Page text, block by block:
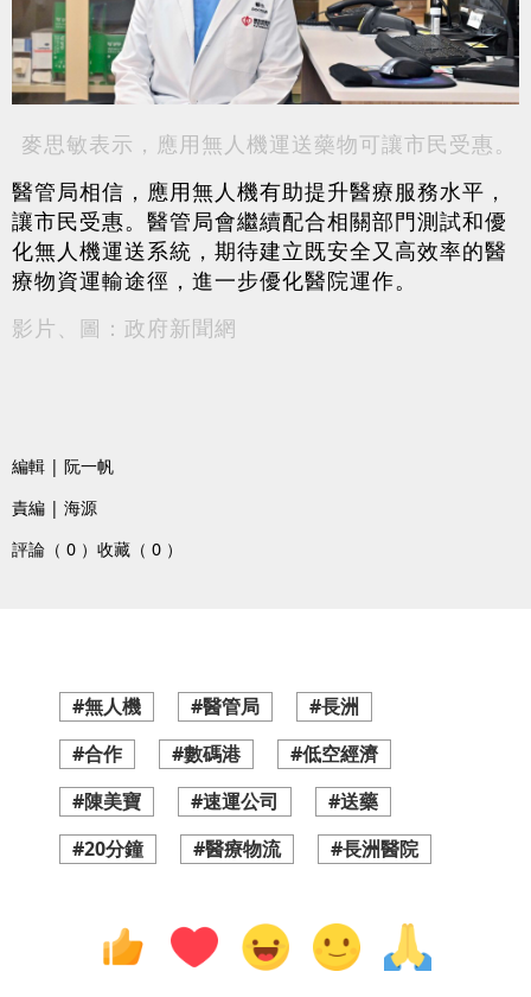
麥思敏表示，應用無人機運送藥物可讓市民受惠。
醫管局相信，應用無人機有助提升醫療服務水平，
讓市民受惠。醫管局會繼續配合相關部門測試和優
化無人機運送系統，期待建立既安全又高效率的醫
療物資運輸途徑，進一步優化醫院運作。
影片、圖：政府新聞網
編輯 | 阮一帆
責編 | 海源
評論（ 0 ） 收藏（ 0 ）
#無人機 #醫管局
#長洲
#合作
#數碼港
#低空經濟
#陳美寶
#速運公司
#送藥
#20分鐘
#醫療物流 #長洲醫院